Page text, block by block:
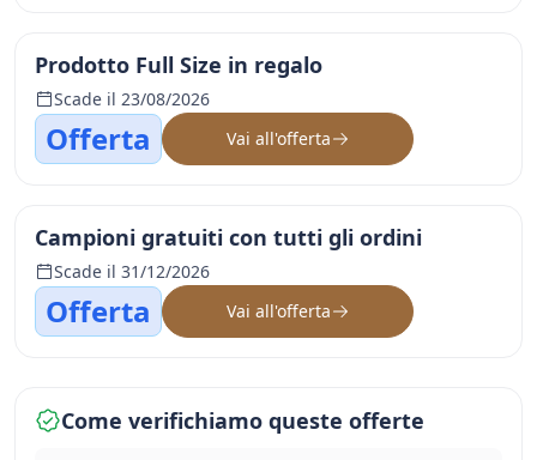
Prodotto Full Size in regalo
Scade il 23/08/2026
Offerta Vai all'offerta
Campioni gratuiti con tutti gli ordini
Scade il 31/12/2026
Offerta Vai all'offerta
Come verifichiamo queste offerte